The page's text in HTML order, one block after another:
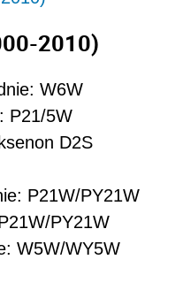
2010)
W6W
P21/5W
D2S
P21W/PY21W
PY21W
W5W/WY5W